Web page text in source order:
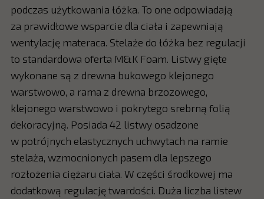
podczas użytkowania łóżka. To one odpowiadają
za prawidłowe wsparcie dla ciała i zapewniają
wentylację materaca. Stelaże do łóżka bez regulacji
to standardowa oferta M&K Foam. Listwy gięte
wykonane są z drewna bukowego klejonego
warstwowo, a rama z drewna brzozowego,
klejonego warstwowo i pokrytego srebrną folią
dekoracyjną. Posiada 42 listwy osadzone
w potrójnych elastycznych uchwytach na ramie
stelaża, wzmocnionych pasem dla lepszego
rozłożenia ciężaru ciała. W części środkowej ma
dodatkową regulację twardości. Duża liczba listew